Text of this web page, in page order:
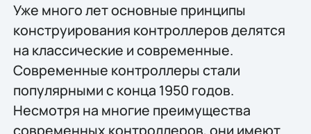
Уже много лет основные принципы
конструирования контроллеров делятся
на классические и современные.
Современные контроллеры стали
популярными с конца 1950 годов.
Несмотря на многие преимущества